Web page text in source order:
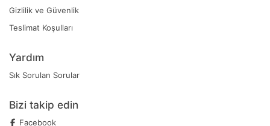
Gizlilik ve Güvenlik
Teslimat Koşulları
Yardım
Sık Sorulan Sorular
Bizi takip edin
Facebook